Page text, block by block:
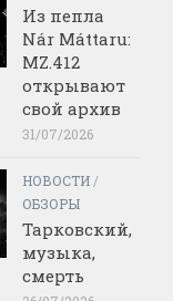
Из пепла
Nár Máttaru:
MZ.412
открывают
свой архив
31/07/2026
НОВОСТИ /
ОБЗОРЫ
Тарковский,
музыка,
смерть